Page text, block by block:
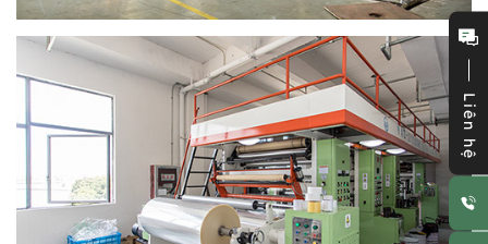
Liên hệ